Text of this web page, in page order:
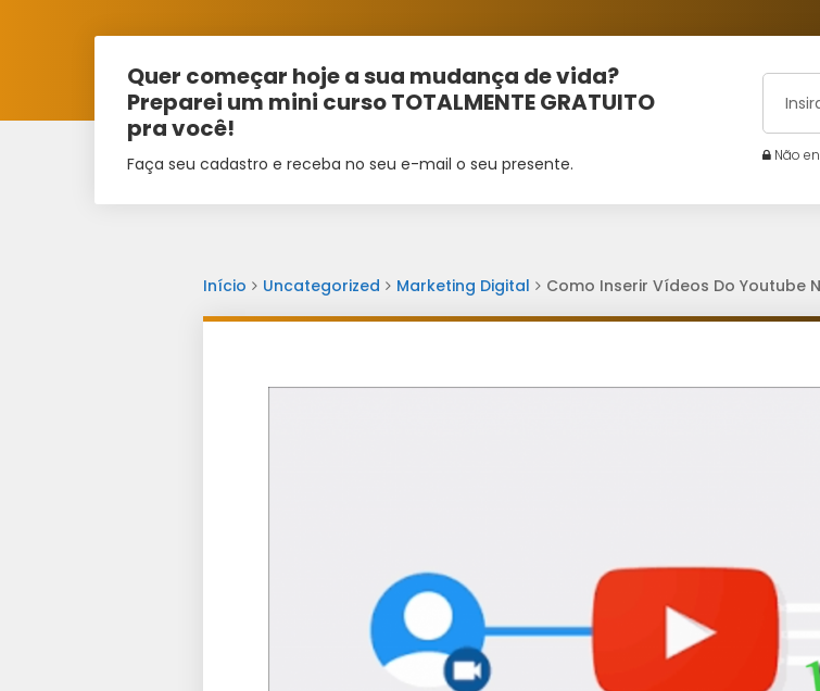
Quer começar hoje a sua mudança de vida?
Preparei um mini curso TOTALMENTE GRATUITO
pra você!
Faça seu cadastro e receba no seu e-mail o seu presente. Não
Início Uncategorized Marketing Digital Como Inserir Vídeos Do Youtube